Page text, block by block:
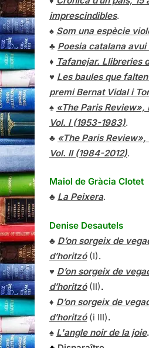
imprescindibles.
♠ Som una espècie
♣ Poesia catalana
♦ Tafanejar. Llibreries
♥ Les baules que
premi Bernat Vidal i
♠ «The Paris Review»,
Vol. I (1953-1983).
♣ «The Paris Review»,
Vol. II (1984-2012).
Maiol de Gràcia Clotet
♣ La Peixera.
Denise Desautels
♣ D’on sorgeix de
d’horitzó(I).
♥ D’on sorgeix de
d’horitzó(II).
♦ D’on sorgeix de
d’horitzó(i III).
♠ L'angle noir de la joie.